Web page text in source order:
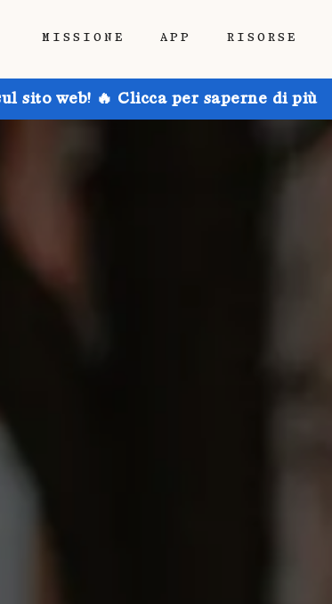
MISSIONE APP RISORSE
sito web! 🔥 Clicca per saperne di più